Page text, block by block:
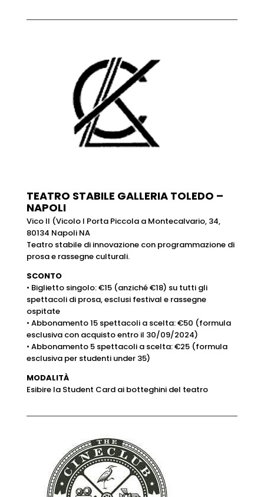
TEATRO STABILE GALLERIA TOLEDO –
NAPOLI
Vico II (Vicolo I Porta Piccola a Montecalvario, 34,
80134 Napoli NA
Teatro stabile di innovazione con programmazione di
prosa e rassegne culturali.
SCONTO
• Biglietto singolo: €15 (anziché €18) su tutti gli
spettacoli di prosa, esclusi festival e rassegne
ospitate
• Abbonamento 15 spettacoli a scelta: €50 (formula
esclusiva con acquisto entro il 30/09/2024)
• Abbonamento 5 spettacoli a scelta: €25 (formula
esclusiva per studenti under 35)
MODALITÀ
Esibire la Student Card ai botteghini del teatro